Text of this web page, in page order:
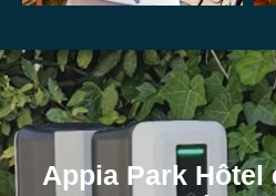
Appia Park Hôtel